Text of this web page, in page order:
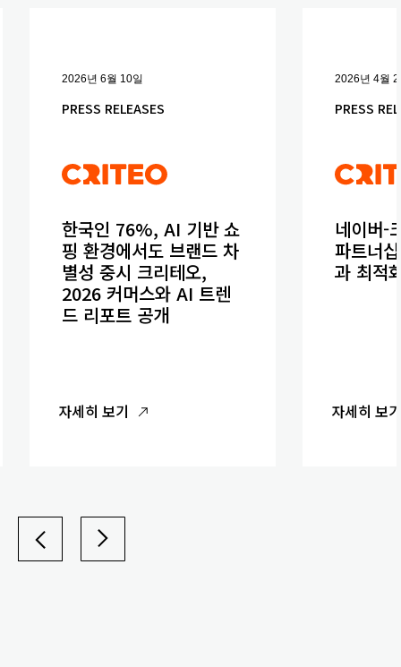
2026년 6월 10일
PRESS RELEASES
한국인 76%, AI 기반 쇼
핑 환경에서도 브랜드 차
별성 중시 크리테오,
2026 커머스와 AI 트렌
드 리포트 공개
자세히 보기
2026년 4월
PRESS
네이버-
파트너
과 최적
자세히 보기